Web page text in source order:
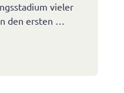
vieler
den ersten …